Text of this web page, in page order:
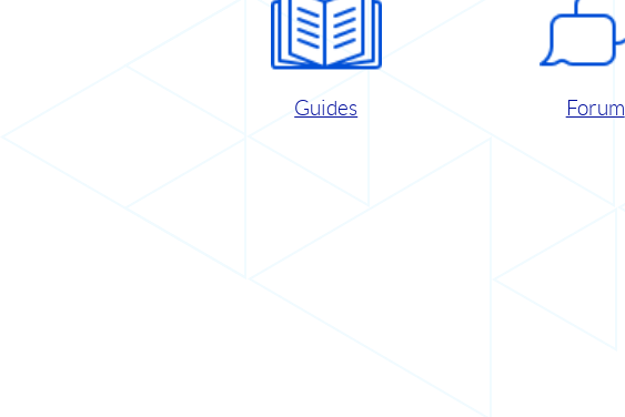
Guides Forum